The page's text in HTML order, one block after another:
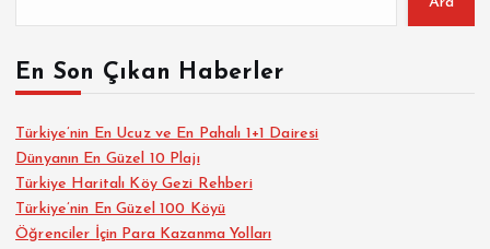
En Son Çıkan Haberler
Türkiye’nin En Ucuz ve En Pahalı 1+1 Dairesi
Dünyanın En Güzel 10 Plajı
Türkiye Haritalı Köy Gezi Rehberi
Türkiye’nin En Güzel 100 Köyü
Öğrenciler İçin Para Kazanma Yolları